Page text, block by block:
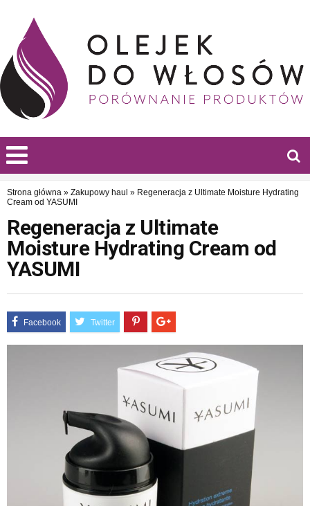
Strona główna » Zakupowy haul » Regeneracja z Ultimate Moisture Hydrating
Cream od YASUMI
Regeneracja z Ultimate
Moisture Hydrating Cream od
YASUMI